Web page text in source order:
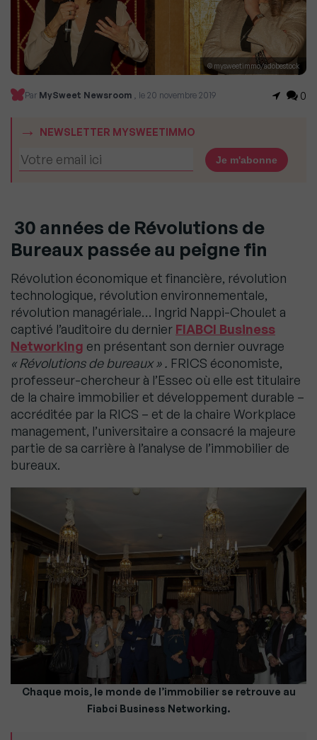
© mysweetimmo/adobestock
Par MySweet Newsroom , le 20 novembre 2019 0
NEWSLETTER MYSWEETIMMO
30 années de Révolutions de
Bureaux passée au peigne fin
Révolution économique et financière, révolution
technologique, révolution environnementale,
révolution managériale… Ingrid Nappi-Choulet a
captivé l’auditoire du dernier FIABCI Business
Networking en présentant son dernier ouvrage
« Révolutions de bureaux » . FRICS économiste,
professeur-chercheur à l’Essec où elle est titulaire
de la chaire immobilier et développement durable –
accréditée par la RICS – et de la chaire Workplace
management, l’universitaire a consacré la majeure
partie de sa carrière à l’analyse de l’immobilier de
bureaux.
Chaque mois, le monde de l’immobilier se retrouve au
Fiabci Business Networking.